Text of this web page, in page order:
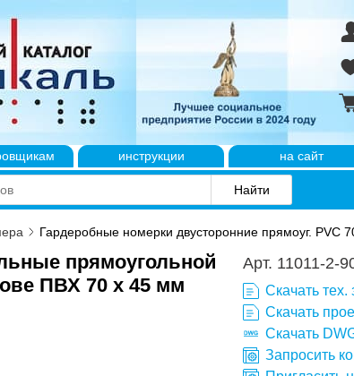
инструкции на сайт
Гардеробные номерки двусторонние прямоуг. PVC
прямоугольной
ПВХ 70 х 45 мм
Арт. 11011-2-
Скачать тех.
Скачать
Скачать
Запросить